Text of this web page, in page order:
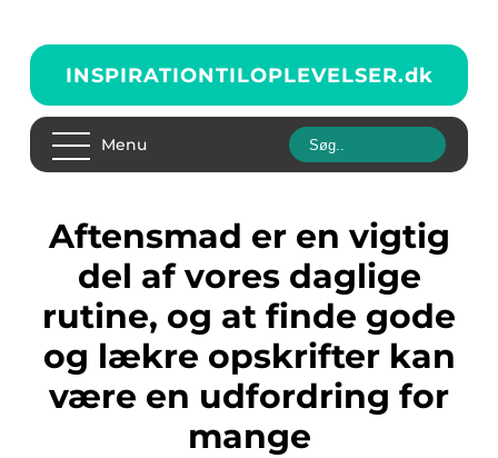
INSPIRATIONTILOPLEVELSER.dk
Menu
Aftensmad er en vigtig
del af vores daglige
rutine, og at finde gode
og lækre opskrifter kan
være en udfordring for
mange